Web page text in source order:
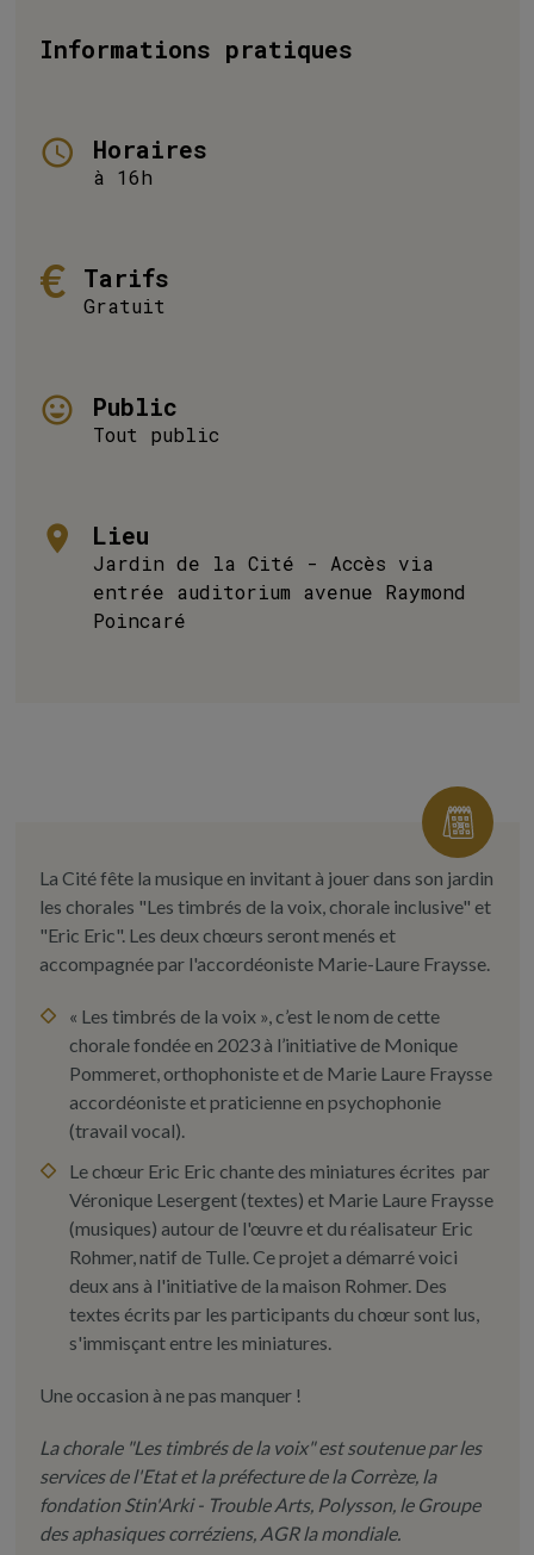
Informations pratiques
Horaires
à 16h
Tarifs
Gratuit
Public
Tout public
Lieu
Jardin de la Cité - Accès via
entrée auditorium avenue Raymond
Poincaré
La Cité fête la musique en invitant à jouer dans son jardin
les chorales "Les timbrés de la voix, chorale inclusive" et
"Eric Eric". Les deux chœurs seront menés et
accompagnée par l'accordéoniste Marie-Laure Fraysse.
« Les timbrés de la voix », c’est le nom de cette
chorale fondée en 2023 à l’initiative de Monique
Pommeret, orthophoniste et de Marie Laure Fraysse
accordéoniste et praticienne en psychophonie
(travail vocal).
Le chœur Eric Eric chante des miniatures écrites par
Véronique Lesergent (textes) et Marie Laure Fraysse
(musiques) autour de l'œuvre et du réalisateur Eric
Rohmer, natif de Tulle. Ce projet a démarré voici
deux ans à l'initiative de la maison Rohmer. Des
textes écrits par les participants du chœur sont lus,
s'immisçant entre les miniatures.
Une occasion à ne pas manquer !
La chorale "Les timbrés de la voix" est soutenue par les
services de l'Etat et la préfecture de la Corrèze, la
fondation Stin'Arki - Trouble Arts, Polysson, le Groupe
des aphasiques corréziens, AGR la mondiale.